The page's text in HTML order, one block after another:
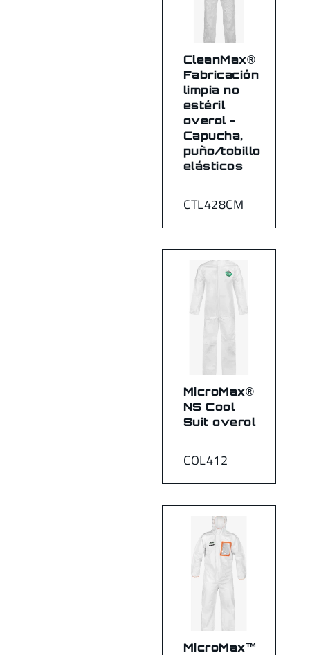
CTL428CM
CleanMax®
Fabricación
limpia no
estéril
overol -
Capucha,
puño/tobillo
elásticos
COL412
MicroMax®
NS Cool
Suit overol
MicroMax™